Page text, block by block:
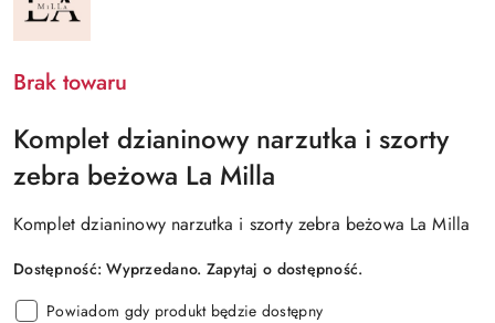
LA
MILLA
Brak towaru
Komplet dzianinowy narzutka i szorty
zebra beżowa La Milla
Komplet dzianinowy narzutka i szorty zebra beżowa La Milla
Dostępność:Wyprzedano. Zapytaj o dostępność.
Powiadom gdy produkt będzie dostępny